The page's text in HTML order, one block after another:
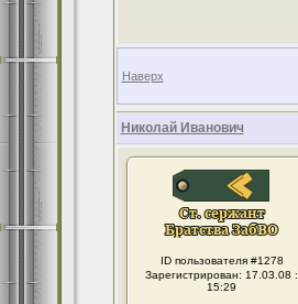
Наверх
Николай Иванович
ID пользователя #1278
Зарегистрирован: 17.03.08 :
15:29